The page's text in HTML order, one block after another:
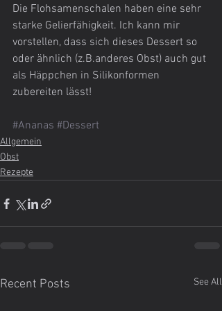
Die Flohsamenschalen haben eine sehr
starke Gelierfähigkeit. Ich kann mir
vorstellen, dass sich dieses Dessert so
oder ähnlich (z.B.anderes Obst) auch gut
als Häppchen in Silikonformen
zubereiten lässt!
#Ananas #Dessert
Allgemein
Obst
Rezepte
Recent Posts See All